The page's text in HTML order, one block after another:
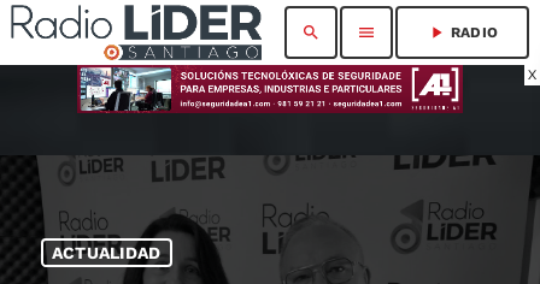
X
search menu play_arrow RADIO
ACTUALIDAD